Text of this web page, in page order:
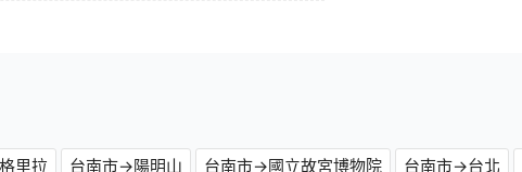
里拉 台南市→陽明山 台南市→國立故宮博物院 台南市→台北